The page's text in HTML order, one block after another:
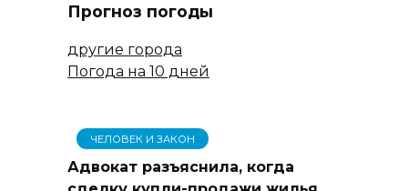
Прогноз погоды
другие города
Погода на 10 дней
ЧЕЛОВЕК И ЗАКОН
Адвокат разъяснила, когда